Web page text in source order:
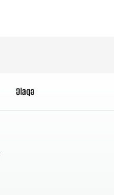
Əlaqə